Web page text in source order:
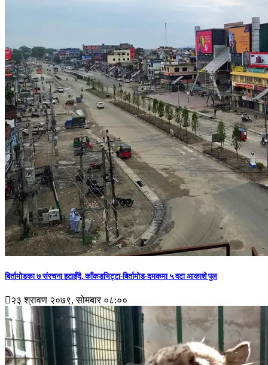
बिर्तामोडका ७ संरचना हटाइँदै, काँकडभिट्टा-बिर्तामोड-दमकमा ५ वटा आकाशे पुल
२३ श्रावण २०७९, सोमबार ०८:००